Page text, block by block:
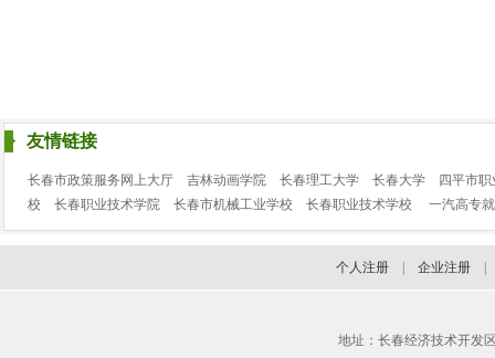
友情链接
长春市政策服务网上大厅 吉林动画学院 长春理工大学 长春大学
四平市
校
长春职业技术学院 长春市机械工业学校 长春职业技术学校 一汽高专
个人注册 企业注册
地址：长春经济技术开发